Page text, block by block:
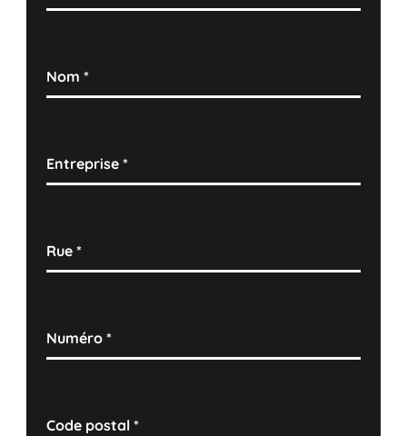
Nom*
Entreprise*
Rue*
Numéro*
Code postal*